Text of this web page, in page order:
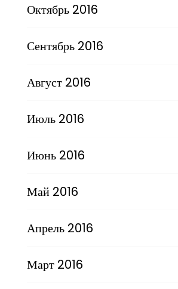
Октябрь 2016
Сентябрь 2016
Август 2016
Июль 2016
Июнь 2016
Май 2016
Апрель 2016
Март 2016